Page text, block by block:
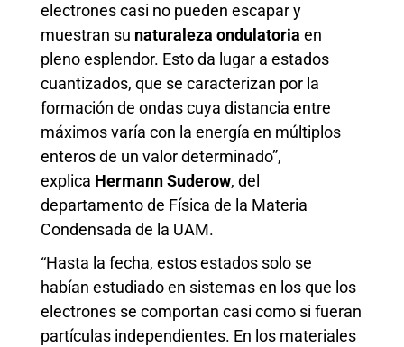
electrones casi no pueden escapar y
muestran su naturaleza ondulatoria en
pleno esplendor. Esto da lugar a estados
cuantizados, que se caracterizan por la
formación de ondas cuya distancia entre
máximos varía con la energía en múltiplos
enteros de un valor determinado”,
explica Hermann Suderow, del
departamento de Física de la Materia
Condensada de la UAM.
“Hasta la fecha, estos estados solo se
habían estudiado en sistemas en los que los
electrones se comportan casi como si fueran
partículas independientes. En los materiales